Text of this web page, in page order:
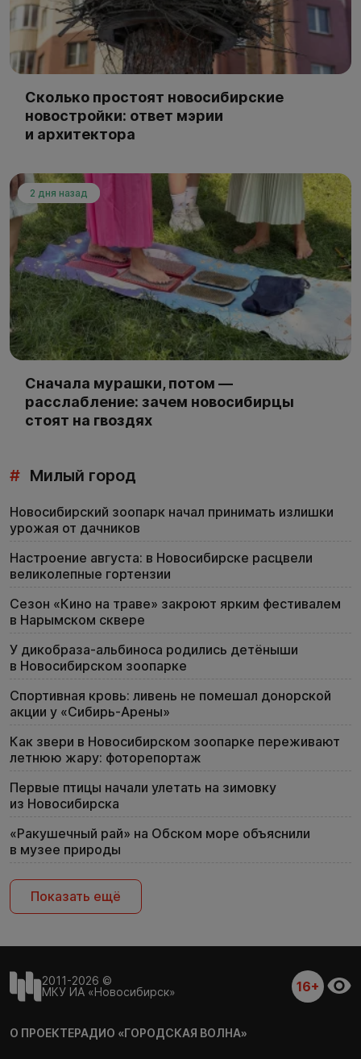
Сколько простоят новосибирские
новостройки: ответ мэрии
и архитектора
2 дня назад
Сначала мурашки, потом —
расслабление: зачем новосибирцы
стоят на гвоздях
# Милый город
Новосибирский зоопарк начал принимать излишки
урожая от дачников
Настроение августа: в Новосибирске расцвели
великолепные гортензии
Сезон «Кино на траве» закроют ярким фестивалем
в Нарымском сквере
У дикобраза-альбиноса родились детёныши
в Новосибирском зоопарке
Спортивная кровь: ливень не помешал донорской
акции у «Сибирь-Арены»
Как звери в Новосибирском зоопарке переживают
летнюю жару: фоторепортаж
Первые птицы начали улетать на зимовку
из Новосибирска
«Ракушечный рай» на Обском море объяснили
в музее природы
Показать ещё
2011-2026 ©
МКУ ИА «Новосибирск»
16+
О ПРОЕКТЕРАДИО «ГОРОДСКАЯ ВОЛНА»